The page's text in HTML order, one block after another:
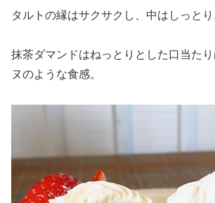
タルトの縁はサクサクし、中はしっとり
抹茶ダマンドはねっとりとした口当た
ヌのような食感。